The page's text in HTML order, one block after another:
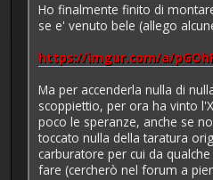
Ho finalmente finito di
se e' venuto bele (allego
https://imgur.com/a/
Ma per accenderla nulla di
scoppiettio, per ora ha vinto
poco le speranze, anche se
toccato nulla della taratura
carburatore per cui da
fare (cercherò nel forum a